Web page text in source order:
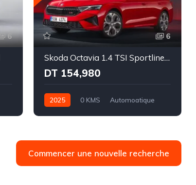
6 6
Skoda Octavia 1.4 TSI Sportline BVA
DT 154,980
2025 0 KMS
Automoatique
Commencer une nouvelle recherche